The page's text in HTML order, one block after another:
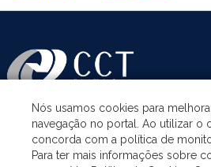
ASSUNTOS
Nós usamos cookies para
navegação no portal. Ao utilizar o
concorda com a política de
Para ter mais informações sobre